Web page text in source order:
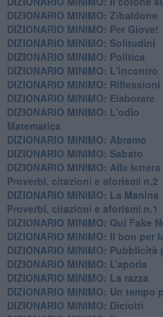
DIZIONARIO MINIMO: Zibaldone
DIZIONARIO MINIMO: Per Giove!
DIZIONARIO MINIMO: Solitudini
DIZIONARIO MINIMO: Politica
DIZIONARIO MINIMO: L'incontro
DIZIONARIO MINIMO:
DIZIONARIO MINIMO: Elaborare
DIZIONARIO MINIMO: L'odio
​Matematica
DIZIONARIO MINIMO: Abramo
DIZIONARIO MINIMO: Sabato
​DIZIONARIO MINIMO: Alla lettera
Proverbi, citazioni e aforismi n.2
DIZIONARIO MINIMO: La Manina
​Proverbi, citazioni e aforismi n.1
DIZIONARIO MINIMO: Qui Fake
DIZIONARIO MINIMO: ​Il bon per
DIZIONARIO MINIMO: Pubblicità
DIZIONARIO MINIMO: L’aporìa
DIZIONARIO MINIMO: La razza
DIZIONARIO MINIMO: Un tempo
DIZIONARIO MINIMO: Diciotti